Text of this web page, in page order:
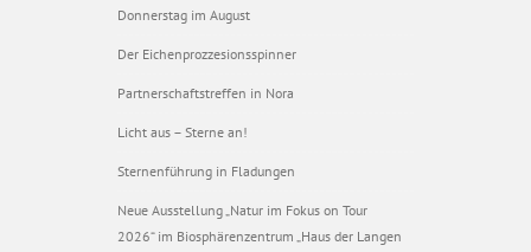
Donnerstag im August
Der Eichenprozzesionsspinner
Partnerschaftstreffen in Nora
Licht aus – Sterne an!
Sternenführung in Fladungen
Neue Ausstellung „Natur im Fokus on Tour
2026“ im Biosphärenzentrum „Haus der Langen